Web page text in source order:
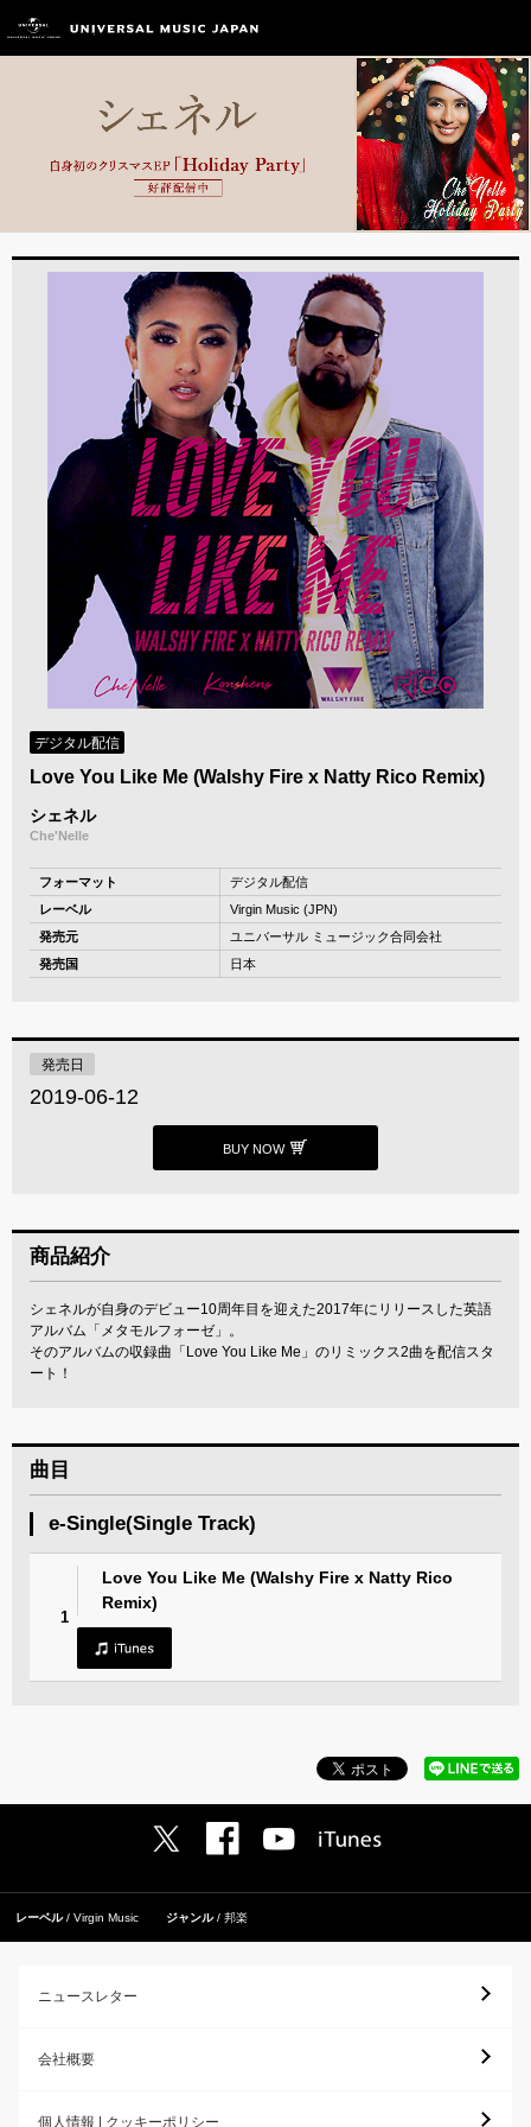
デジタル配信
Love You Like Me (Walshy Fire x Natty Rico Remix)
シェネル
Che'Nelle
フォーマット
デジタル配信
レーベル
Virgin Music (JPN)
発売元
ユニバーサル ミュージック合同会社
発売国
日本
発売日
2019-06-12
BUY NOW
商品紹介
シェネルが自身のデビュー10周年目を迎えた2017年にリリースした英語
アルバム「メタモルフォーゼ」。
そのアルバムの収録曲「Love You Like Me」のリミックス2曲を配信スタ
ート！
曲目
e-Single(Single Track)
1
Love You Like Me (Walshy Fire x Natty Rico
Remix)
レーベル Virgin Music ジャンル 邦楽
ニュースレター
会社概要
個人情報 | クッキーポリシー